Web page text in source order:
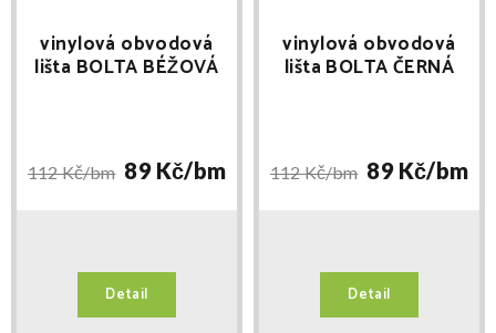
vinylová obvodová
lišta BOLTA BÉŽOVÁ
112 Kč/bm 89 Kč/bm
Detail
vinylová obvodová
lišta BOLTA ČERNÁ
112 Kč/bm 89 Kč/bm
Detail